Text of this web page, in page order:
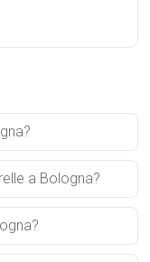
a Bologna?